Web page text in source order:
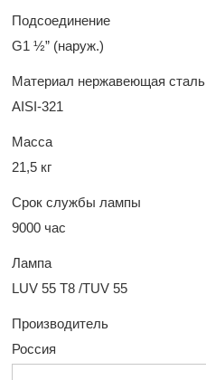
Подсоединение
G1 ½” (наруж.)
Материал нержавеющая сталь
AISI-321
Масса
21,5 кг
Срок службы лампы
9000 час
Лампа
LUV 55 T8 /TUV 55
Производитель
Россия